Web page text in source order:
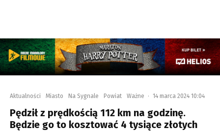
Aktualności Miasto Na Sygnale Powiat Ważne · 14 marca 2024 10:04
Pędził z prędkością 112 km na godzinę.
Będzie go to kosztować 4 tysiące złotych